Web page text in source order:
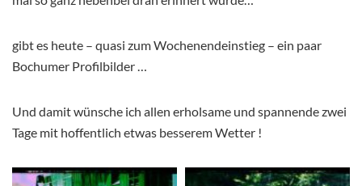
gibt es heute – quasi zum Wochenendeinstieg – ein paar
Bochumer Profilbilder …
Und damit wünsche ich allen erholsame und spannende zwei
Tage mit hoffentlich etwas besserem Wetter !